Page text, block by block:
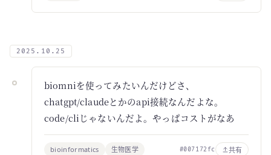
2025.10.25
biomniを使ってみたいんだけどさ、
chatgpt/claudeとかのapi接続なんだよな。
code/cliじゃないんだよ。やっぱコストがなあ
bioinformatics 生物医学 #007172fc 共有